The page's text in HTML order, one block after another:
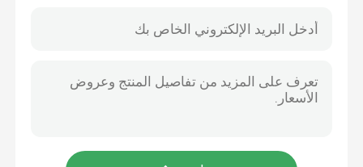
أشرطة فيديو